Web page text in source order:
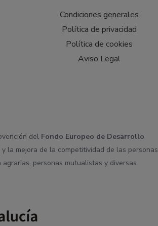
Condiciones generales
Política de privacidad
Política de cookies
Aviso Legal
del Fondo Europeo de Desarrollo
la mejora de la competitividad de las personas
personas mutualistas y diversas